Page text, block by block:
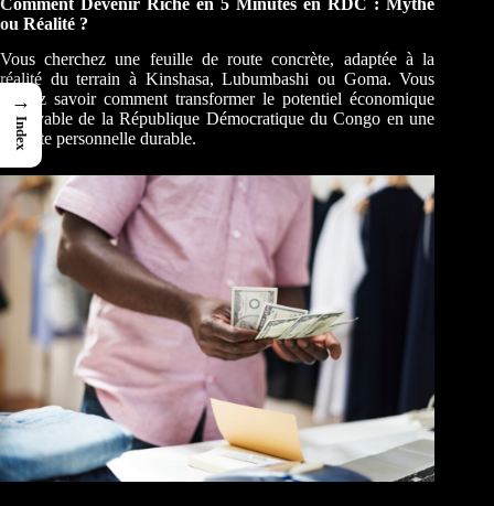
ou Réalité ?
Vous cherchez une feuille de route concrète, adaptée à la
réalité du terrain à Kinshasa, Lubumbashi ou Goma. Vous
voulez savoir comment transformer le potentiel économique
incroyable de la République Démocratique du Congo en une
réussite personnelle durable.
→
Index